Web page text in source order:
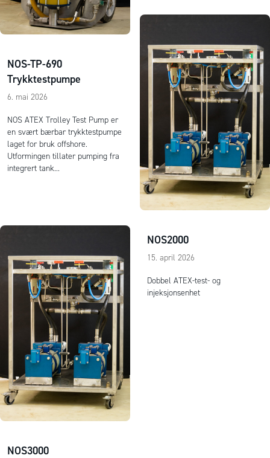
NOS-TP-690
Trykktestpumpe
6. mai 2026
NOS ATEX Trolley Test Pump er
en svært bærbar trykktestpumpe
laget for bruk offshore.
Utformingen tillater pumping fra
integrert tank...
NOS2000
15. april 2026
Dobbel ATEX-test- og
injeksjonsenhet
NOS3000